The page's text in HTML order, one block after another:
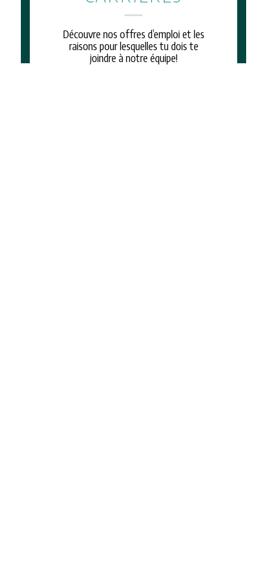
Découvre nos offres d’emploi et les
raisons pour lesquelles tu dois te
joindre à notre équipe!